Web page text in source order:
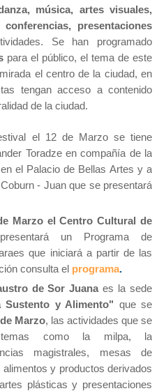
música, artes visuales,
presentaciones
Se han programado
para el público, el tema de este
el centro de la ciudad, en
tengan acceso a contenido
de la ciudad.
el 12 de Marzo se tiene
Toradze en compañía de la
el Palacio de Bellas Artes y a
- Juan que se presentará
Marzo el Centro Cultural de
presentará un Programa de
que iniciará a partir de las
consulta el programa.
de Sor Juana es la sede
Sustento y Alimento" que se
Marzo, las actividades que se
temas como la milpa, la
magistrales, mesas de
y productos derivados
plásticas y presentaciones